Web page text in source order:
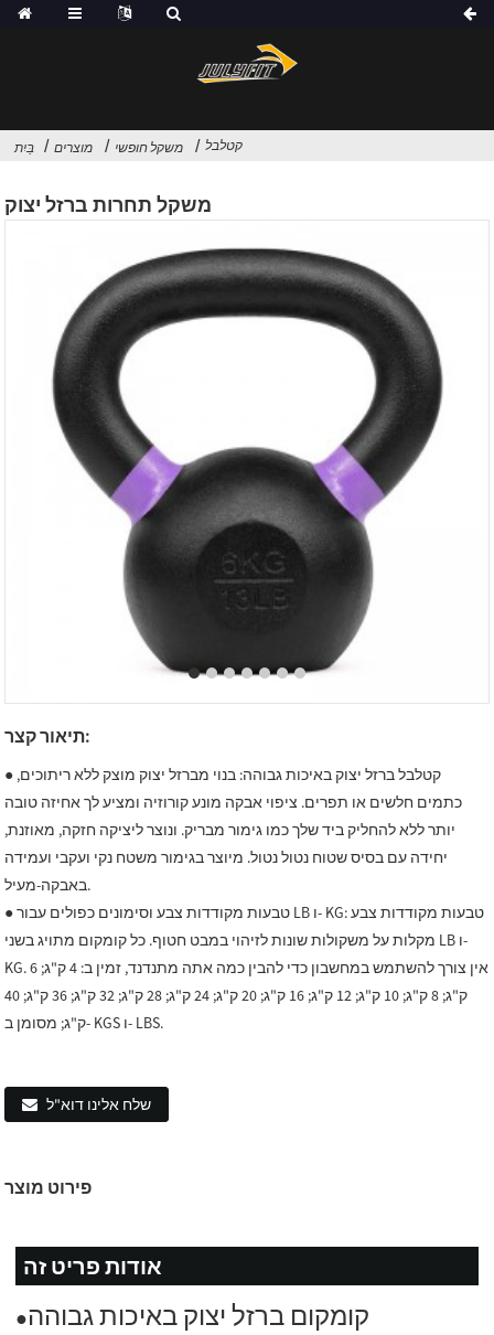
בַּיִת מוצרים משקל חופשי קטלבל
משקל תחרות ברזל יצוק
תיאור קצר:
● קטלבל ברזל יצוק באיכות גבוהה: בנוי מברזל יצוק מוצק ללא ריתוכים,
כתמים חלשים או תפרים. ציפוי אבקה מונע קורוזיה ומציע לך אחיזה טובה
יותר ללא להחליק ביד שלך כמו גימור מבריק. ונוצר ליציקה חזקה, מאוזנת,
יחידה עם בסיס שטוח נטול נטול. מיוצר בגימור משטח נקי ועקבי ועמידה
באבקה-מעיל.
● טבעות מקודדות צבע וסימונים כפולים עבור LB ו- KG: טבעות מקודדות צבע
מקלות על משקולות שונות לזיהוי במבט חטוף. כל קומקום מתויג בשני LB ו-
KG. אין צורך להשתמש במחשבון כדי להבין כמה אתה מתנדנד, זמין ב: 4 ק"ג; 6
ק"ג; 8 ק"ג; 10 ק"ג; 12 ק"ג; 16 ק"ג; 20 ק"ג; 24 ק"ג; 28 ק"ג; 32 ק"ג; 36 ק"ג; 40
ק"ג; מסומן ב- KGS ו- LBS.
שלח אלינו דוא"ל
פירוט מוצר
אודות פריט זה
●קומקום ברזל יצוק באיכות גבוהה